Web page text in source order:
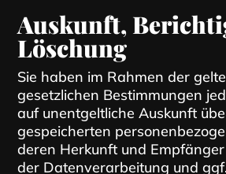
Auskunft,
Löschung
Sie haben im Rahmen der
gesetzlichen Bestimmungen
auf unentgeltliche Auskunft
gespeicherten
deren Herkunft und
der Datenverarbeitung und